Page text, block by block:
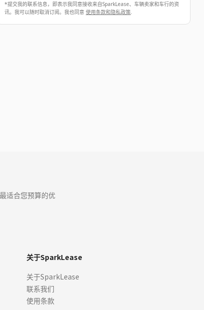
*提交我的联系信息，即表示我同意接收来自SparkLease、车辆卖家和车行的资
讯。我可以随时取消订阅。我也同意 使用条款和隐私政策.
适合您预算的优
关于SparkLease
关于SparkLease
联系我们
使用条款